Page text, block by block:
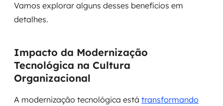
Vamos explorar alguns desses benefícios em
detalhes.
Impacto da Modernização
Tecnológica na Cultura
Organizacional
A modernização tecnológica está transformando